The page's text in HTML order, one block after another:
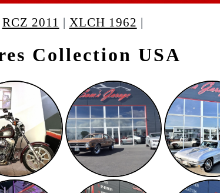
RCZ 2011 | XLCH 1962 |
Collection USA